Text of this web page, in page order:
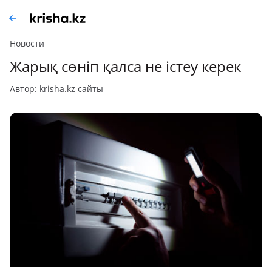
Новости
Жарық сөніп қалса не істеу керек
автор: krisha.kz сайты